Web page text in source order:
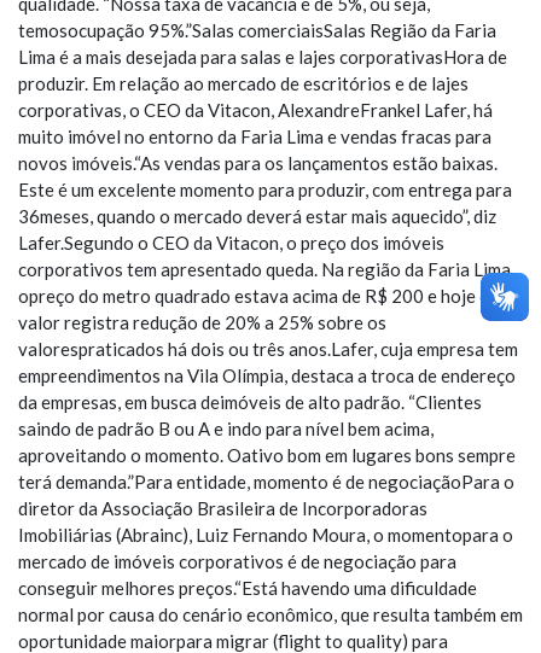
temosocupação 95%.”Salas comerciaisSalas Região da Faria
Lima é a mais desejada para salas e lajes corporativasHora de
produzir. Em relação ao mercado de escritórios e de lajes
corporativas, o CEO da Vitacon, AlexandreFrankel Lafer, há
muito imóvel no entorno da Faria Lima e vendas fracas para
novos imóveis.“As vendas para os lançamentos estão baixas.
Este é um excelente momento para produzir, com entrega para
36meses, quando o mercado deverá estar mais aquecido”, diz
Lafer.Segundo o CEO da Vitacon, o preço dos imóveis
corporativos tem apresentado queda. Na região da Faria Lima,
opreço do metro quadrado estava acima de R$ 200 e hoje o
valor registra redução de 20% a 25% sobre os
valorespraticados há dois ou três anos.Lafer, cuja empresa tem
empreendimentos na Vila Olímpia, destaca a troca de endereço
da empresas, em busca deimóveis de alto padrão. “Clientes
saindo de padrão B ou A e indo para nível bem acima,
aproveitando o momento. Oativo bom em lugares bons sempre
terá demanda.”Para entidade, momento é de negociaçãoPara o
diretor da Associação Brasileira de Incorporadoras
Imobiliárias (Abrainc), Luiz Fernando Moura, o momentopara o
mercado de imóveis corporativos é de negociação para
conseguir melhores preços.“Está havendo uma dificuldade
normal por causa do cenário econômico, que resulta também em
oportunidade maiorpara migrar (flight to quality) para